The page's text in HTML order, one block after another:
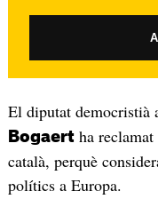
El diputat democristià
Bogaertha reclamat
català, perquè
polítics a Europa.